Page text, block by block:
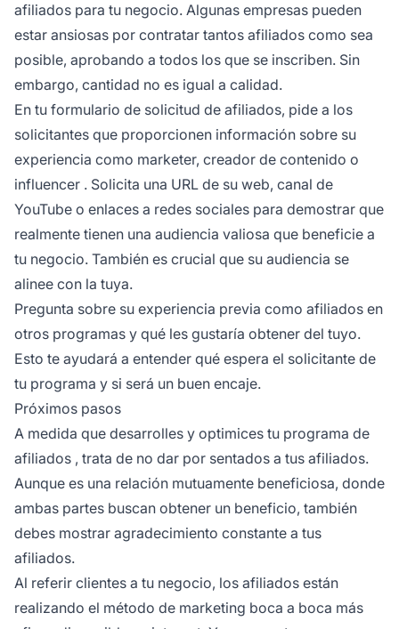
afiliados para tu negocio. Algunas empresas pueden
estar ansiosas por contratar tantos afiliados como sea
posible, aprobando a todos los que se inscriben. Sin
embargo, cantidad no es igual a calidad.
En tu formulario de solicitud de afiliados, pide a los
solicitantes que proporcionen información sobre su
experiencia como marketer, creador de contenido o
influencer . Solicita una URL de su web, canal de
YouTube o enlaces a redes sociales para demostrar que
realmente tienen una audiencia valiosa que beneficie a
tu negocio. También es crucial que su audiencia se
alinee con la tuya.
Pregunta sobre su experiencia previa como afiliados en
otros programas y qué les gustaría obtener del tuyo.
Esto te ayudará a entender qué espera el solicitante de
tu programa y si será un buen encaje.
Próximos pasos
A medida que desarrolles y optimices tu programa de
afiliados , trata de no dar por sentados a tus afiliados.
Aunque es una relación mutuamente beneficiosa, donde
ambas partes buscan obtener un beneficio, también
debes mostrar agradecimiento constante a tus
afiliados.
Al referir clientes a tu negocio, los afiliados están
realizando el método de marketing boca a boca más